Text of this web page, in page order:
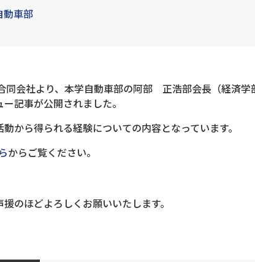
動車部
同会社より、本学自動車部の阿部 正浩部会長（経済
記事が公開されました。
から得られる経験についての内容となっています。
からご覧ください。
のほどよろしくお願いいたします。